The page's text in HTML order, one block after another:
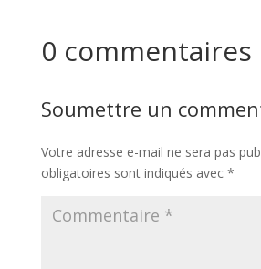
0 commentaires
Soumettre un
Votre adresse e-mail ne sera pas
obligatoires sont indiqués avec *